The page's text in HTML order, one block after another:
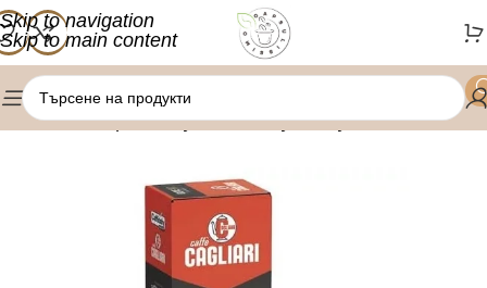
Skip to navigation
Skip to main content
Начало/Кафе капсули/Caffitaly капсули